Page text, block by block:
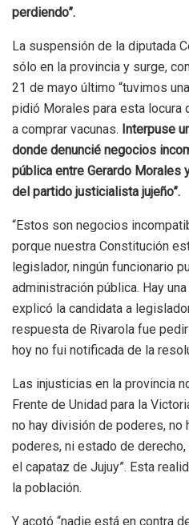
perdiendo”.
La suspensión de la diputada
sólo en la provincia y surge,
21 de mayo último “tuvimos
pidió Morales para esta locura
a comprar vacunas. Interpuse
donde denuncié negocios
pública entre Gerardo Morales
del partido justicialista jujeño”.
“Estos son negocios
porque nuestra Constitución
legislador, ningún funcionario
administración pública. Hay
explicó la candidata a
respuesta de Rivarola fue
hoy no fui notificada de la
Las injusticias en la provincia
Frente de Unidad para la
no hay división de poderes, no
poderes, ni estado de
el capataz de Jujuy”. Esta
la población.
Y acotó “nadie está en contra